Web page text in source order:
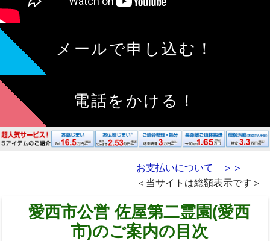
メールで申し込む！
電話をかける！
お支払いについて ＞＞
＜当サイトは総額表示です＞
愛西市公営 佐屋第二霊園(愛西
市)のご案内の目次